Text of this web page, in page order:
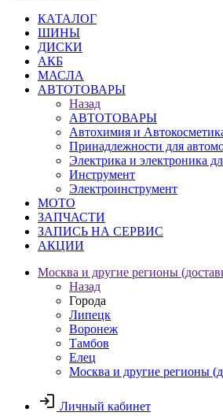
КАТАЛОГ
ШИНЫ
ДИСКИ
АКБ
МАСЛА
АВТОТОВАРЫ
Назад
АВТОТОВАРЫ
Автохимия и
Принадлежности для
Электрика и электроника
Инструмент
Электроинструмент
МОТО
ЗАПЧАСТИ
ЗАПИСЬ НА СЕРВИС
АКЦИИ
Москва и другие регионы
Назад
Города
Липецк
Воронеж
Тамбов
Елец
Москва и другие регионы
Личный кабинет